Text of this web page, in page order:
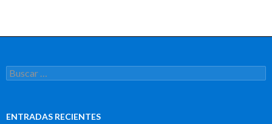
Buscar:
ENTRADAS RECIENTES